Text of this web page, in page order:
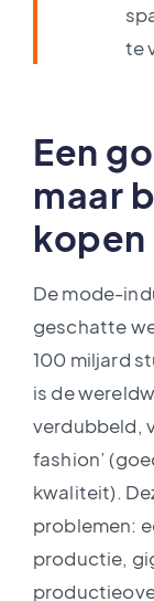
te
Een
maar
kopen
De mode-
geschatte
100 miljard
is de
verdubbeld,
fashion’
kwaliteit).
problemen:
productie,